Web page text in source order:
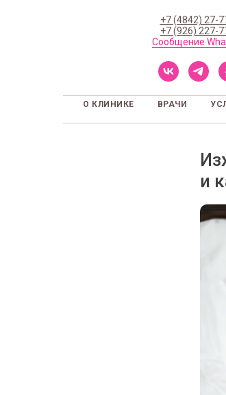
+7 (4842) 27-
+7 (926) 227-
Сообщение
О КЛИНИКЕ ВРАЧИ
и